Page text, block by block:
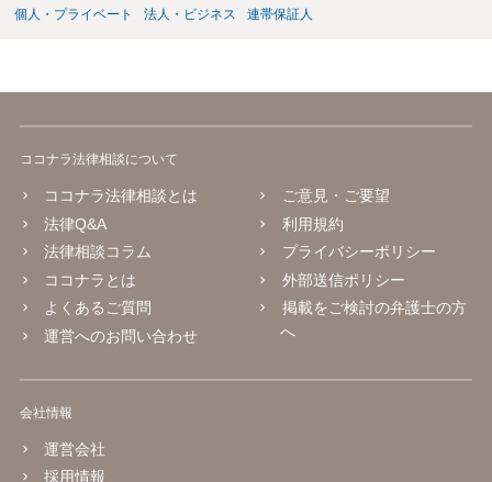
個人・プライベート
法人・ビジネス 連帯保証人
ココナラ法律相談について
ココナラ法律相談とは
法律Q&A
法律相談コラム
ココナラとは
よくあるご質問
運営へのお問い合わせ
ご意見・ご要望
利用規約
プライバシーポリシー
外部送信ポリシー
掲載をご検討の弁護士の方
へ
会社情報
運営会社
採用情報